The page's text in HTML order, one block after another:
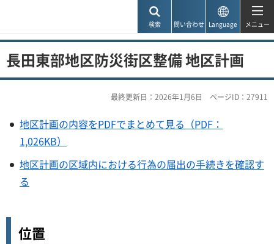
検索 問い合わせ Language メニュー
長田東部地区防災街区整備 地区計画
最終更新日：2026年1月6日 ページID：27911
地区計画の内容をPDFでまとめて見る（PDF：
1,026KB）
地区計画の区域内における行為の届出の手続きを確認す
る
位置